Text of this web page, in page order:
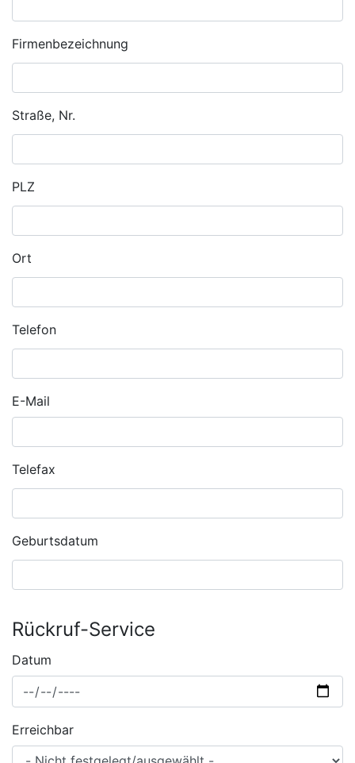
Firmenbezeichnung
Straße, Nr.
PLZ
Ort
Telefon
E-Mail
Telefax
Geburtsdatum
Rückruf-Service
Datum
Erreichbar